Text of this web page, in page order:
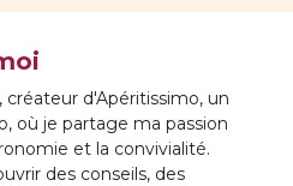
créateur d'Apéritissimo, un
où je partage ma passion
et la convivialité.
des conseils, des